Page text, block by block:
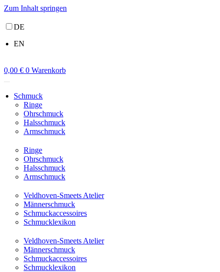
Zum Inhalt springen
DE
EN
0,00 € 0 Warenkorb
Schmuck
Ringe
Ohrschmuck
Halsschmuck
Armschmuck
Ringe
Ohrschmuck
Halsschmuck
Armschmuck
Veldhoven-Smeets Atelier
Männerschmuck
Schmuckaccessoires
Schmucklexikon
Veldhoven-Smeets Atelier
Männerschmuck
Schmuckaccessoires
Schmucklexikon